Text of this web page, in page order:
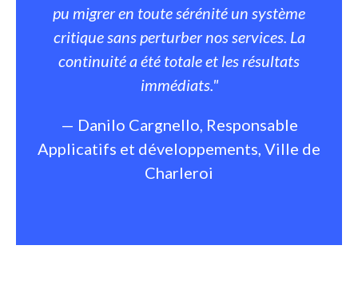
pu migrer en toute sérénité un système
critique sans perturber nos services. La
continuité a été totale et les résultats
immédiats."
— Danilo Cargnello, Responsable
Applicatifs et développements, Ville de
Charleroi